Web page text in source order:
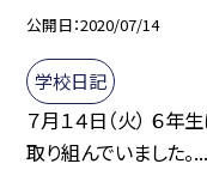
公開日 2020/07/14
学校日記
７月１４日（火） ６年
取り組んでいました。...